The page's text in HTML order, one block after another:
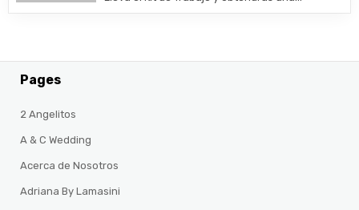
Pages
2 Angelitos
A & C Wedding
Acerca de Nosotros
Adriana By Lamasini